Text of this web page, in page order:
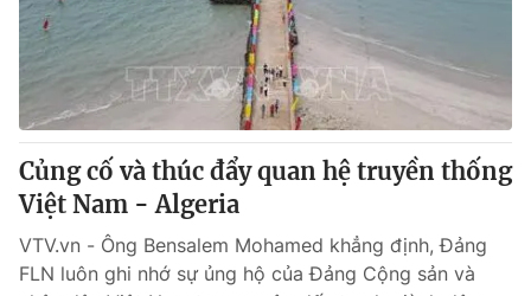
Củng cố và thúc đẩy quan hệ truyền thống
Việt Nam - Algeria
VTV.vn - Ông Bensalem Mohamed khẳng định, Đảng
FLN luôn ghi nhớ sự ủng hộ của Đảng Cộng sản và